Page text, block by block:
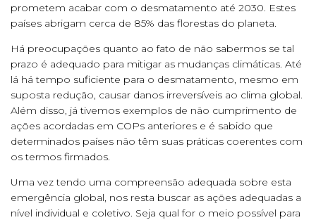
prometem acabar com o desmatamento até 2030. Estes
países abrigam cerca de 85% das florestas do planeta.
Há preocupações quanto ao fato de não sabermos se tal
prazo é adequado para mitigar as mudanças climáticas. Até
lá há tempo suficiente para o desmatamento, mesmo em
suposta redução, causar danos irreversíveis ao clima global.
Além disso, já tivemos exemplos de não cumprimento de
ações acordadas em COPs anteriores e é sabido que
determinados países não têm suas práticas coerentes com
os termos firmados.
Uma vez tendo uma compreensão adequada sobre esta
emergência global, nos resta buscar as ações adequadas a
nível individual e coletivo. Seja qual for o meio possível para